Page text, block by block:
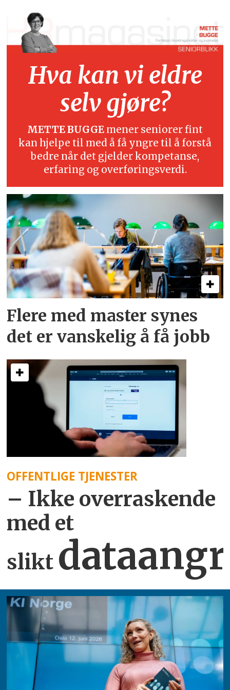
Hva kan vi eldre
selv gjøre?
METTE BUGGE mener seniorer fint
kan hjelpe til med å få yngre til å forstå
bedre når det gjelder kompetanse,
erfaring og overføringsverdi.
Flere med master synes
det er vanskelig å få jobb
OFFENTLIGE TJENESTER
– Ikke overraskende
med et
slikt